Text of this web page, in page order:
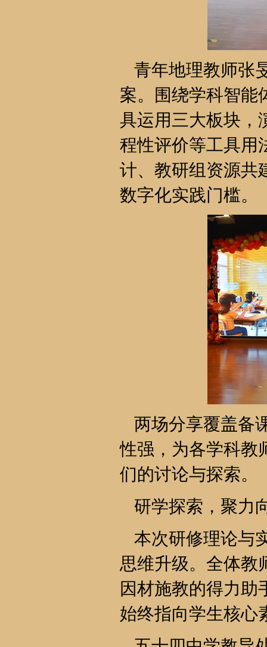
青年地理教师张
案。围绕学科智能
具运用三大板块，
程性评价等工具用
计、教研组资源共
数字化实践门槛。
两场分享覆盖备
性强，为各学科教
们的讨论与探索。
研学探索，聚力
本次研修理论与
思维升级。全体教
因材施教的得力助
始终指向学生核心